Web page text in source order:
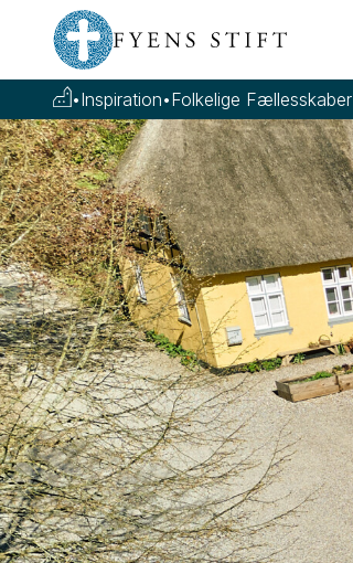
•Inspiration•Folkelige Fællesskaber